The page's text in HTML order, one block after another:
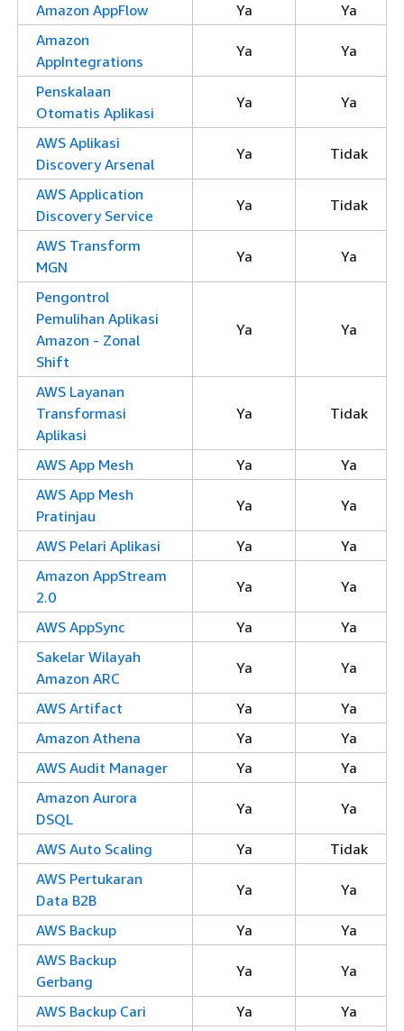
Amazon AppFlow
Ya
Ya
Amazon
AppIntegrations
Ya Ya
Penskalaan
Otomatis Aplikasi
Ya Ya
AWS Aplikasi
Discovery Arsenal
Ya Tidak
AWS Application
Discovery Service
Ya Tidak
AWS Transform
MGN
Ya Ya
Pengontrol
Pemulihan Aplikasi
Amazon - Zonal
Shift
Ya Ya
AWS Layanan
Transformasi
Aplikasi
Ya Tidak
AWS App Mesh Ya
Ya
AWS App Mesh
Pratinjau
Ya Ya
AWS Pelari Aplikasi Ya
Ya
Amazon AppStream
2.0
Ya Ya
AWS AppSync Ya
Ya
Sakelar Wilayah
Amazon ARC
Ya Ya
AWS Artifact Ya
Ya
Amazon Athena
Ya
Ya
AWS Audit Manager
Ya
Ya
Amazon Aurora
DSQL
Ya Ya
AWS Auto Scaling Ya
Tidak
AWS Pertukaran
Data B2B
Ya Ya
AWS Backup Ya
Ya
AWS Backup
Gerbang
Ya Ya
AWS Backup Cari Ya
Ya